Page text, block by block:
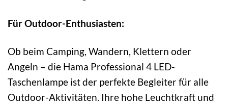
Für Outdoor-Enthusiasten:
Ob beim Camping, Wandern, Klettern oder
Angeln – die Hama Professional 4 LED-
Taschenlampe ist der perfekte Begleiter für alle
Outdoor-Aktivitäten. Ihre hohe Leuchtkraft und